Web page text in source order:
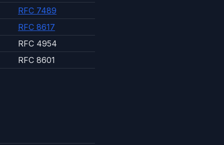
RFC 7489
RFC 8617
RFC 4954
RFC 8601